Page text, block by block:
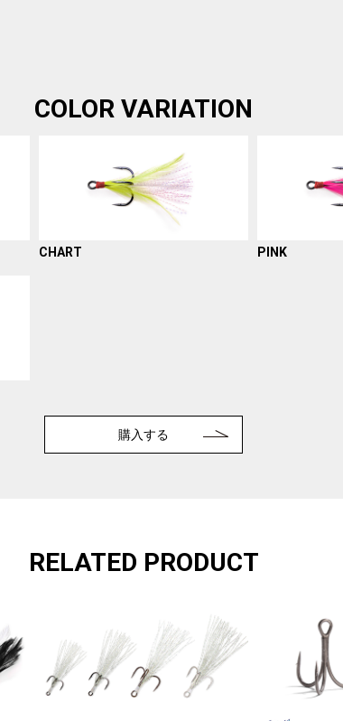
COLOR VARIATION
CHART PINK
購入する
RELATED PRODUCT